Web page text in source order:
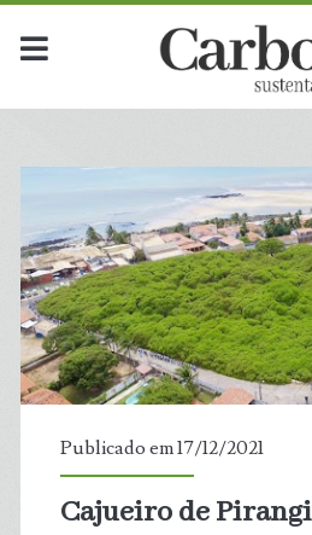
Publicado em 17/12/2021
Cajueiro de